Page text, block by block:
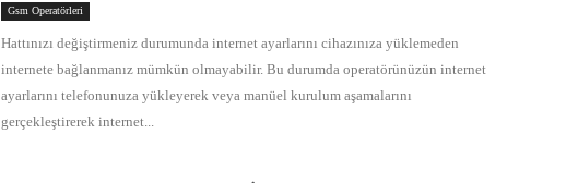
Gsm Operatörleri
Hattınızı değiştirmeniz durumunda internet ayarlarını cihazınıza yüklemeden
internete bağlanmanız mümkün olmayabilir. Bu durumda operatörünüzün internet
ayarlarını telefonunuza yükleyerek veya manüel kurulum aşamalarını
gerçekleştirerek internet...